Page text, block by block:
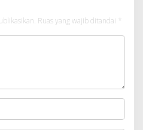
Ruas yang wajib ditandai *